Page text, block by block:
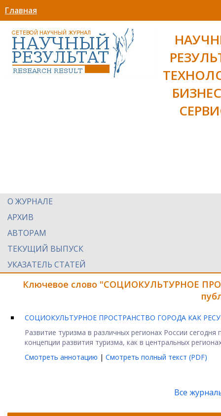
Главная
О ЖУРНАЛЕ
АРХИВ
АВТОРАМ
ТЕКУЩИЙ ВЫПУСК
УКАЗАТЕЛЬ СТАТЕЙ
Ключевое слово "СОЦИОКУЛЬТУРНОЕ
СОЦИОКУЛЬТУРНОЕ ПРОСТРАНСТВО ГОРОДА КАК
Развитие туризма в различных регионах России
концепции развития туризма, как в центральных
Смотреть аннотацию | Смотреть полный текст (PDF)
Все